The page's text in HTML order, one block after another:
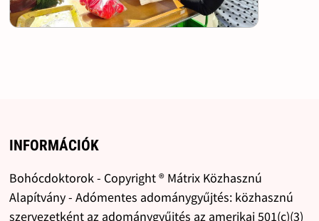
INFORMÁCIÓK
Bohócdoktorok - Copyright ® Mátrix Közhasznú
Alapítvány - Adómentes adománygyűjtés: közhasznú
szervezetként az adománygyűjtés az amerikai 501(c)(3)